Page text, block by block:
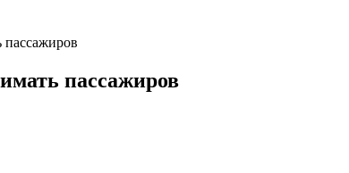
пассажиров
пассажиров